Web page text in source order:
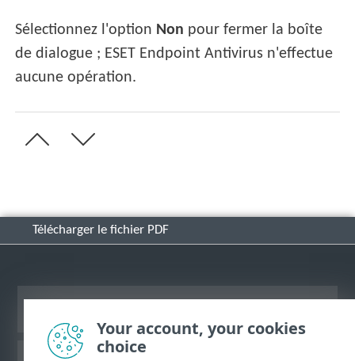
Sélectionnez l'option Non pour fermer la boîte
de dialogue ; ESET Endpoint Antivirus n'effectue
aucune opération.
Télécharger le fichier PDF
Your account, your cookies
choice